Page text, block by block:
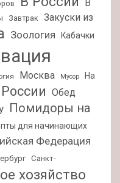
В
Завтрак Закуски из
Зоология Кабачки
Москва Мусор
На
Обед
Помидоры на
для начинающих
Федерация
Санкт-
хозяйство